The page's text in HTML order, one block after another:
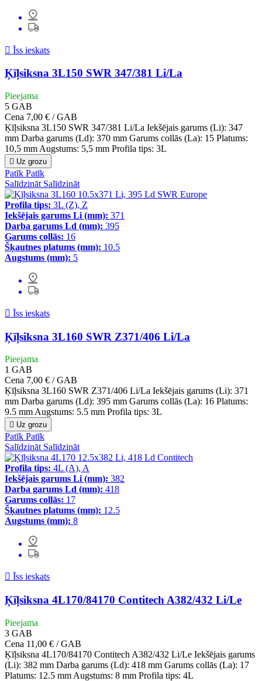
 Īss ieskats
Ķīļsiksna 3L150 SWR 347/381 Li/La
Pieejama
5 GAB
Cena 7,00 € / GAB
Ķīļsiksna 3L150 SWR 347/381 Li/La Iekšējais garums (Li): 347
mm Darba garums (Ld): 370 mm Garums collās (La): 15 Platums:
10,5 mm Augstums: 5,5 mm Profila tips: 3L
 Uz grozu
Patīk Patīk
Salīdzināt Salīdzināt
Profila tips: 3L (Z), Z
Iekšējais garums Li (mm): 371
Darba garums Ld (mm): 395
Garums collās: 16
Šķautnes platums (mm): 10.5
Augstums (mm): 5
 Īss ieskats
Ķīļsiksna 3L160 SWR Z371/406 Li/La
Pieejama
1 GAB
Cena 7,00 € / GAB
Ķīļsiksna 3L160 SWR Z371/406 Li/La Iekšējais garums (Li): 371
mm Darba garums (Ld): 395 mm Garums collās (La): 16 Platums:
9.5 mm Augstums: 5.5 mm Profila tips: 3L
 Uz grozu
Patīk Patīk
Salīdzināt Salīdzināt
Profila tips: 4L (A), A
Iekšējais garums Li (mm): 382
Darba garums Ld (mm): 418
Garums collās: 17
Šķautnes platums (mm): 12.5
Augstums (mm): 8
 Īss ieskats
Ķīļsiksna 4L170/84170 Contitech A382/432 Li/Le
Pieejama
3 GAB
Cena 11,00 € / GAB
Ķīļsiksna 4L170/84170 Contitech A382/432 Li/Le Iekšējais garums
(Li): 382 mm Darba garums (Ld): 418 mm Garums collās (La): 17
Platums: 12.5 mm Augstums: 8 mm Profila tips: 4L